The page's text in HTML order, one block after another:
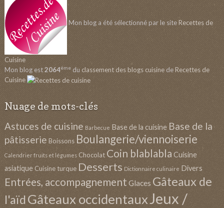
Mon blog a été sélectionné par le siteRecettes de
Cuisine
Mon blog est2064èmedu classement des blogs cuisinedeRecettes de
Cuisine
Nuage de mots-clés
Astuces de cuisine Barbecue Base de la cuisine Base de la
pâtisserie Boissons Boulangerie/viennoiserie
Calendrier fruits et légumes Chocolat Coin blablabla Cuisine
asiatique Cuisine turque Desserts Dictionnaire culinaire Divers
Entrées, accompagnement Glaces Gâteaux de
l'aïdGâteaux occidentauxJeux /